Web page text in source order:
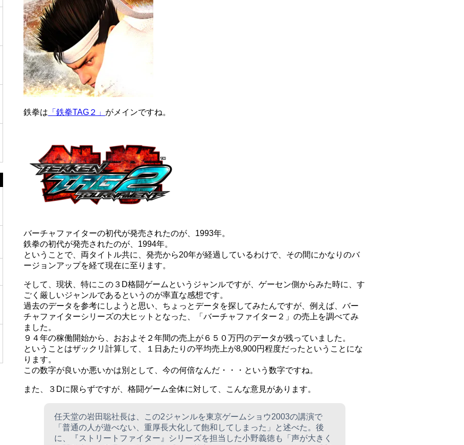
鉄拳は 「鉄拳TAG２」 がメインですね。
バーチャファイターの初代が発売されたのが、1993年。
鉄拳の初代が発売されたのが、1994年。
ということで、両タイトル共に、発売から20年が経過しているわけで、その間にかなりのバ
ージョンアップを経て現在に至ります。
そして、現状、特にこの３D格闘ゲームというジャンルですが、ゲーセン側からみた時に、す
ごく厳しいジャンルであるというのが率直な感想です。
過去のデータを参考にしようと思い、ちょっとデータを探してみたんですが、例えば、バー
チャファイターシリーズの大ヒットとなった、「バーチャファイター２」の売上を調べてみ
ました。
９４年の稼働開始から、おおよそ２年間の売上が６５０万円のデータが残っていました。
ということはザックリ計算して、１日あたりの平均売上が8,900円程度だったということにな
ります。
この数字が良いか悪いかは別として、今の何倍なんだ・・・という数字ですね。
また、３Dに限らずですが、格闘ゲーム全体に対して、こんな意見があります。
任天堂の岩田聡社長は、この2ジャンルを東京ゲームショウ2003の講演で
「普通の人が遊べない、重厚長大化して飽和してしまった」と述べた。後
に、『ストリートファイター』シリーズを担当した小野義徳も「声が大きく